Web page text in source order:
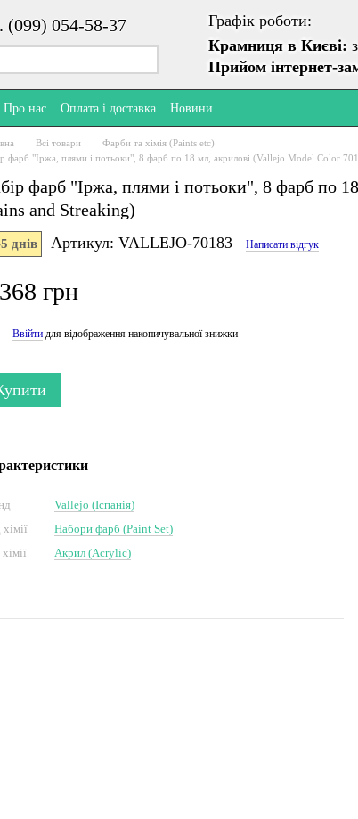
(099) 054-58-37
Графік роботи:
Крамниця в Києві:
Прийом інтернет-
Про нас Оплата і доставка Новини
Всі товари
Фарби та хімія (Paints etc)
фарб "Іржа, плями і потьоки", 8 фарб по 18 мл, акрилові (Vallejo Model Color
фарб "Іржа, плями і потьоки", 8 фарб по
and Streaking)
днів Артикул: VALLEJO-70183 Написати відгук
грн
Ввійти для відображення накопичувальної знижки
Vallejo (Іспанія)
Набори фарб (Paint Set)
Акрил (Acrylic)